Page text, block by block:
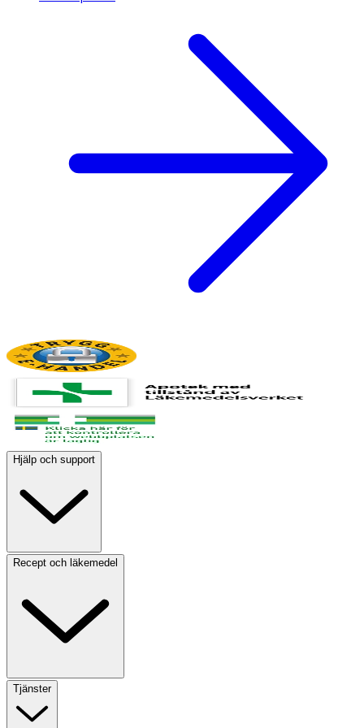
Hjälp och support
Recept och läkemedel
Tjänster